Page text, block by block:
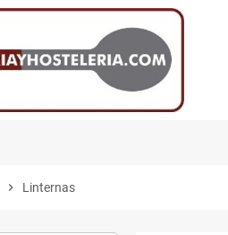
chevron_right Linternas